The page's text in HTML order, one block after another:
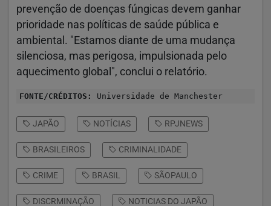
prevenção de doenças fúngicas devem ganhar
prioridade nas políticas de saúde pública e
ambiental. "Estamos diante de uma mudança
silenciosa, mas perigosa, impulsionada pelo
aquecimento global", conclui o relatório.
FONTE/CRÉDITOS: Universidade de Manchester
JAPÃO NOTÍCIAS RPJNEWS
BRASILEIROS CRIMINALIDADE
CRIME BRASIL SÃOPAULO
DISCRMINAÇÃO NOTICIAS DO JAPÃO